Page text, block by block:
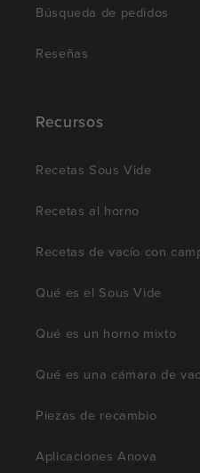
Búsqueda de pedidos
Reseñas
Recursos
Recetas Sous Vide
Recetas al horno
Recetas de vacío con
Qué es el Sous Vide
Qué es un horno mixto
Qué es una cámara de
Piezas de recambio
Aplicaciones Anova